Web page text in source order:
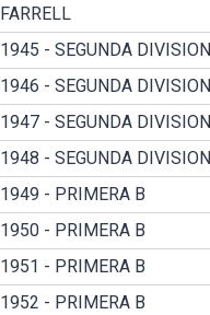
FARRELL
1945 - SEGUNDA DIVISION
1946 - SEGUNDA DIVISION
1947 - SEGUNDA DIVISION
1948 - SEGUNDA DIVISION
1949 - PRIMERA B
1950 - PRIMERA B
1951 - PRIMERA B
1952 - PRIMERA B